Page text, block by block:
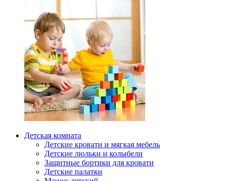
Детская комната
Детские кровати и мягкая мебель
Детские люльки и колыбели
Защитные бортики для кровати
Детские палатки